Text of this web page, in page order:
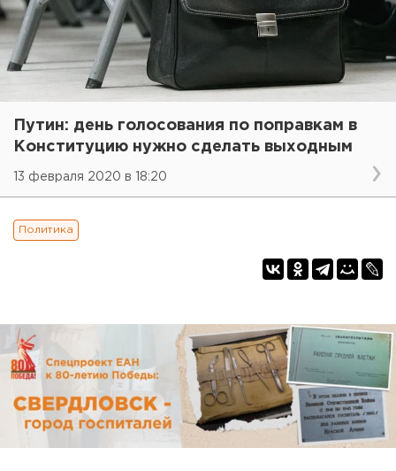
Путин: день голосования по поправкам в
Конституцию нужно сделать выходным
13 февраля 2020 в 18:20
Политика